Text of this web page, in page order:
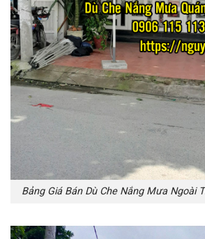
Bảng Giá Bán Dù Che Nắng Mưa Ngoài